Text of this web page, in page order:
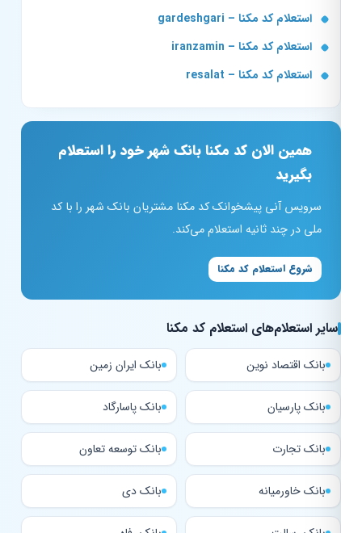
استعلام کد مکنا – gardeshgari
استعلام کد مکنا – iranzamin
استعلام کد مکنا – resalat
همین الان کد مکنا بانک شهر خود را استعلام
بگیرید
سرویس آنی پیشخوانک کد مکنا مشتریان بانک شهر را با کد
ملی در چند ثانیه استعلام می‌کند.
شروع استعلام کد مکنا
سایر استعلام‌های استعلام کد مکنا
بانک اقتصاد نوین بانک ایران زمین
بانک پارسیان بانک پاسارگاد
بانک تجارت بانک توسعه تعاون
بانک خاورمیانه بانک دی